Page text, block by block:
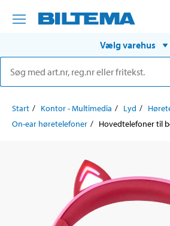
Vælg varehus
Start Kontor - Multimedia Lyd
On-ear høretelefoner
Hovedtelefoner til